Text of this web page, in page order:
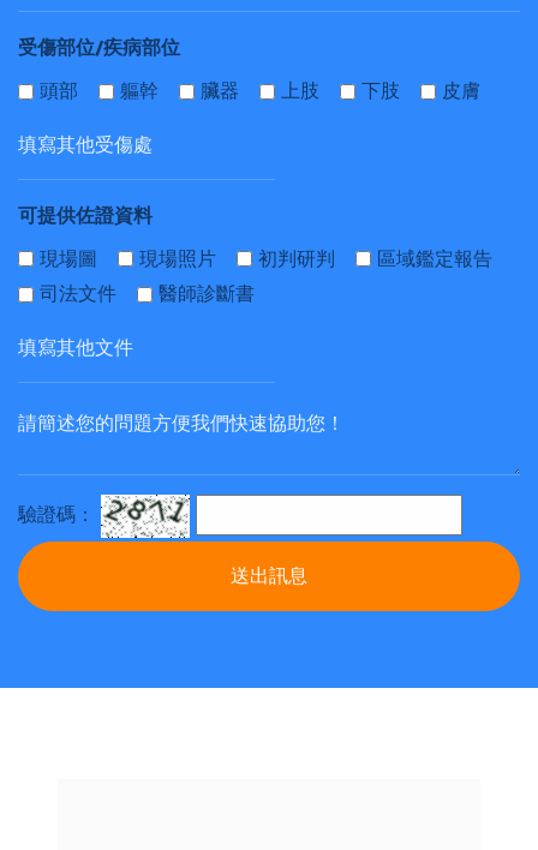
受傷部位/疾病部位
頭部
軀幹 臟器 上肢 下肢 皮膚
可提供佐證資料
現場圖
現場照片 初判研判
區域鑑定報告
司法文件
醫師診斷書
驗證碼：
送出訊息